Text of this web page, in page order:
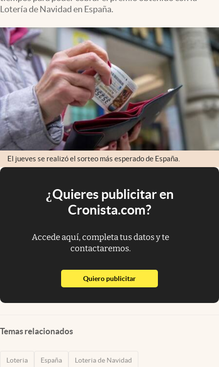
Lotería de Navidad en España.
El jueves se realizó el sorteo más esperado de España.
¿Quieres publicitar en
Cronista.com?
Accede aquí, completa tus datos y te
contactaremos.
Quiero publicitarabre en nueva pestaña
Temas relacionados
Loteria España Loteria de Navidad